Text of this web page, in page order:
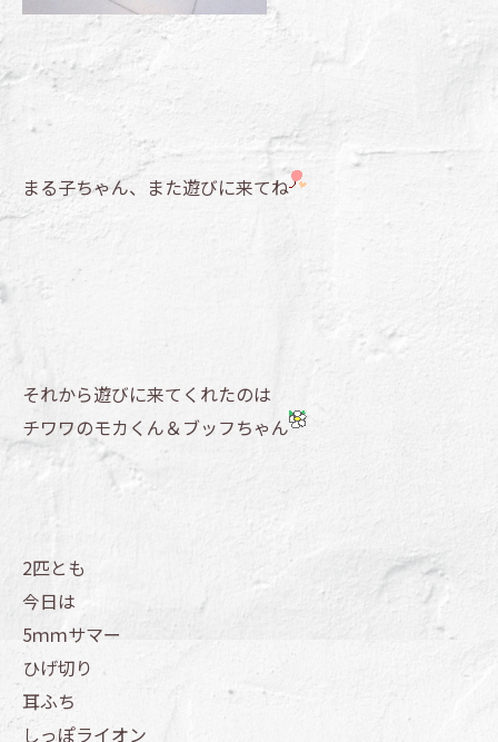
まる子ちゃん、また遊びに来てね
それから遊びに来てくれたのは
チワワのモカくん＆ブッフちゃん
2匹とも
今日は
5ｍｍサマー
ひげ切り
耳ふち
しっぽライオン